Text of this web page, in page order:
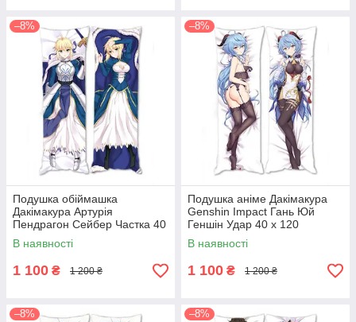
–8%
Подушка обіймашка
Дакімакура Артурія
Пендрагон Сейбер Частка 40
х 120 аніме
В наявності
1 100 ₴ 1 200 ₴
–8%
Подушка аніме Дакімакура
Genshin Impact Гань Юй
Геншін Удар 40 х 120
В наявності
1 100 ₴ 1 200 ₴
–8% –8%